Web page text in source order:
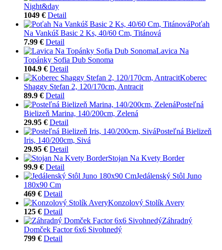
Night&day
1049 € Detail
Poťah
Na Vankúš Basic 2 Ks, 40/60 Cm, Titánová
7.99 € Detail
Lavica Na
Topánky Sofia Dub Sonoma
104.9 € Detail
Koberec
Shaggy Stefan 2, 120/170cm, Antracit
89.9 € Detail
Posteľná
Bielizeň Marina, 140/200cm, Zelená
29.95 € Detail
Posteľná Bielizeň
Iris, 140/200cm, Sivá
29.95 € Detail
Stojan Na Kvety Border
99.9 € Detail
Jedálenský Stôl Juno
180x90 Cm
469 € Detail
Konzolový Stolík Avery
125 € Detail
Záhradný
Domček Factor 6x6 Sivohnedý
799 € Detail